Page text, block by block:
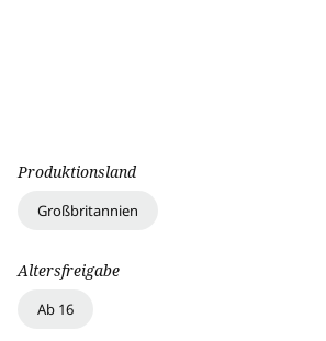
Produktionsland
Großbritannien
Altersfreigabe
Ab 16